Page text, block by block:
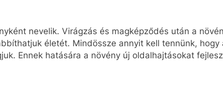
nevelik. Virágzás és magképződés után a
életét. Mindössze annyit kell tennünk, hogy
Ennek hatására a növény új oldalhajtásokat